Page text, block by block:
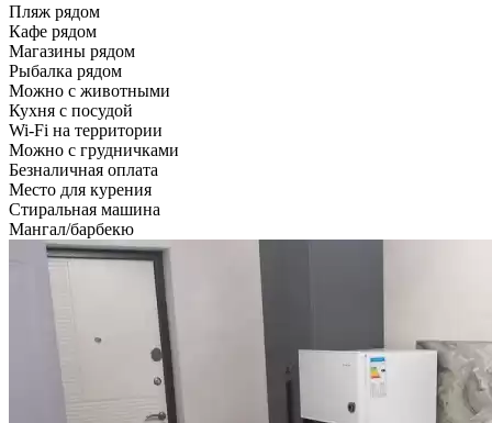
Пляж рядом
Кафе рядом
Магазины рядом
Рыбалка рядом
Можно с животными
Кухня с посудой
Wi-Fi на территории
Можно с грудничками
Безналичная оплата
Место для курения
Стиральная машина
Мангал/барбекю